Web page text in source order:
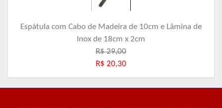
Espátula com Cabo de Madeira de 10cm e Lâmina de
Inox de 18cm x 2cm
R$ 29,00
R$ 20,30